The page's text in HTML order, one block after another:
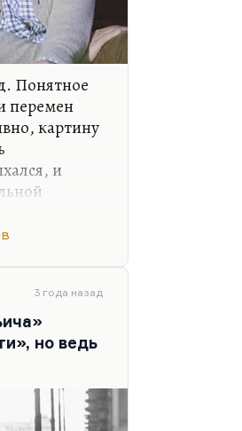
Понятное
перемен
картину
и
Хуциев
3 года назад
но ведь